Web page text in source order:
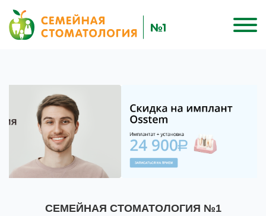
CЕМЕЙНАЯ СТОМАТОЛОГИЯ №1